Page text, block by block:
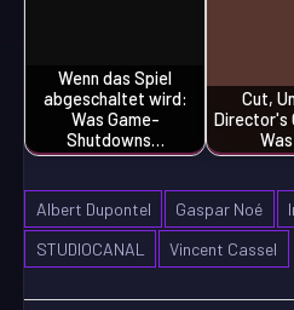
Wenn das Spiel
abgeschaltet wird:
Was Game-
Shutdowns…
Cut,
Director's
Albert Dupontel Gaspar Noé
STUDIOCANAL
Vincent Cassel